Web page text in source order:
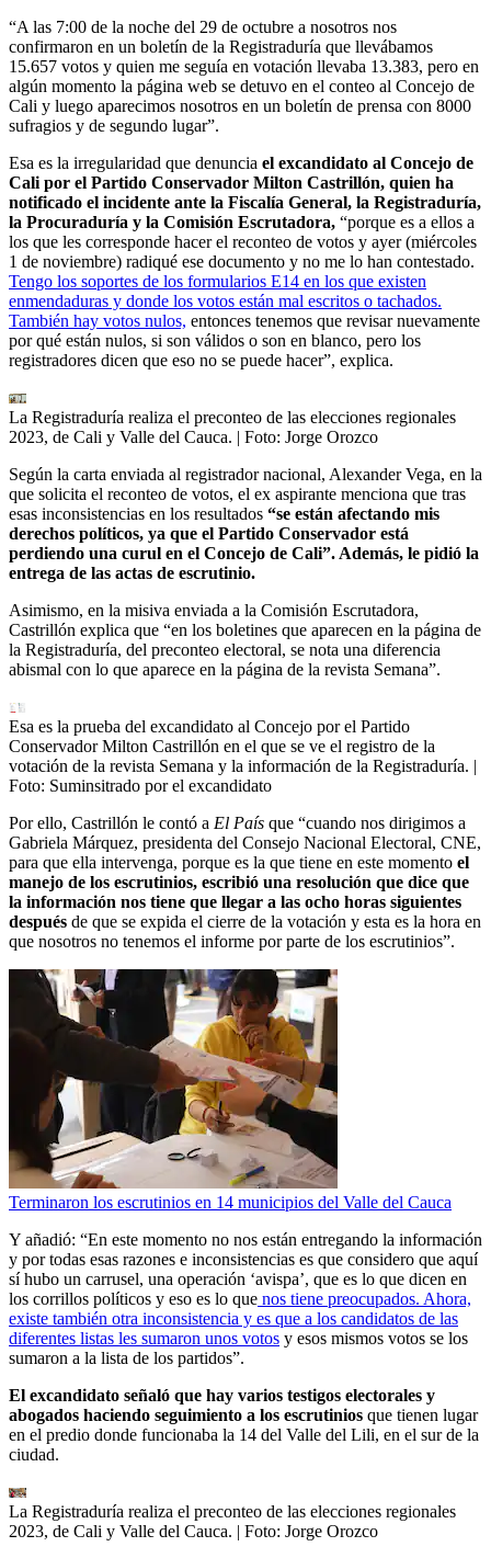
“A las 7:00 de la noche del 29 de octubre a nosotros nos
confirmaron en un boletín de la Registraduría que llevábamos
15.657 votos y quien me seguía en votación llevaba 13.383, pero en
algún momento la página web se detuvo en el conteo al Concejo de
Cali y luego aparecimos nosotros en un boletín de prensa con 8000
sufragios y de segundo lugar”.
Esa es la irregularidad que denuncia el excandidato al Concejo de
Cali por el Partido Conservador Milton Castrillón, quien ha
notificado el incidente ante la Fiscalía General, la Registraduría,
la Procuraduría y la Comisión Escrutadora, “porque es a ellos a
los que les corresponde hacer el reconteo de votos y ayer (miércoles
1 de noviembre) radiqué ese documento y no me lo han contestado.
Tengo los soportes de los formularios E14 en los que existen
enmendaduras y donde los votos están mal escritos o tachados.
También hay votos nulos, entonces tenemos que revisar nuevamente
por qué están nulos, si son válidos o son en blanco, pero los
registradores dicen que eso no se puede hacer”, explica.
La Registraduría realiza el preconteo de las elecciones regionales
2023, de Cali y Valle del Cauca. | Foto: Jorge Orozco
Según la carta enviada al registrador nacional, Alexander Vega, en la
que solicita el reconteo de votos, el ex aspirante menciona que tras
esas inconsistencias en los resultados “se están afectando mis
derechos políticos, ya que el Partido Conservador está
perdiendo una curul en el Concejo de Cali”. Además, le pidió la
entrega de las actas de escrutinio.
Asimismo, en la misiva enviada a la Comisión Escrutadora,
Castrillón explica que “en los boletines que aparecen en la página de
la Registraduría, del preconteo electoral, se nota una diferencia
abismal con lo que aparece en la página de la revista Semana”.
Esa es la prueba del excandidato al Concejo por el Partido
Conservador Milton Castrillón en el que se ve el registro de la
votación de la revista Semana y la información de la Registraduría. |
Foto: Suminsitrado por el excandidato
Por ello, Castrillón le contó a El País que “cuando nos dirigimos a
Gabriela Márquez, presidenta del Consejo Nacional Electoral, CNE,
para que ella intervenga, porque es la que tiene en este momento el
manejo de los escrutinios, escribió una resolución que dice que
la información nos tiene que llegar a las ocho horas siguientes
después de que se expida el cierre de la votación y esta es la hora en
que nosotros no tenemos el informe por parte de los escrutinios”.
Terminaron los escrutinios en 14 municipios del Valle del Cauca
Y añadió: “En este momento no nos están entregando la información
y por todas esas razones e inconsistencias es que considero que aquí
sí hubo un carrusel, una operación ‘avispa’, que es lo que dicen en
los corrillos políticos y eso es lo que nos tiene preocupados. Ahora,
existe también otra inconsistencia y es que a los candidatos de las
diferentes listas les sumaron unos votos y esos mismos votos se los
sumaron a la lista de los partidos”.
El excandidato señaló que hay varios testigos electorales y
abogados haciendo seguimiento a los escrutinios que tienen lugar
en el predio donde funcionaba la 14 del Valle del Lili, en el sur de la
ciudad.
La Registraduría realiza el preconteo de las elecciones regionales
2023, de Cali y Valle del Cauca. | Foto: Jorge Orozco